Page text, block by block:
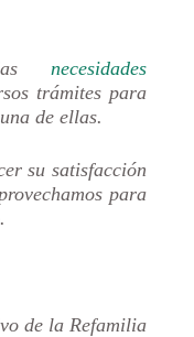
necesidades
trámites para
de ellas.
su satisfacción
para
de la Refamilia